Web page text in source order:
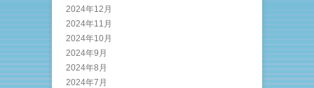
2024年12月
2024年11月
2024年10月
2024年9月
2024年8月
2024年7月